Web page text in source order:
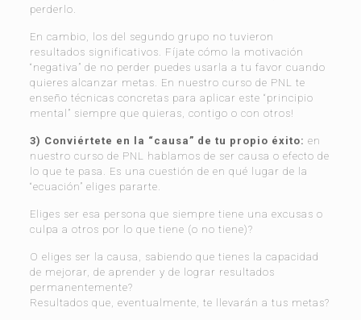
perderlo.
En cambio, los del segundo grupo no tuvieron
resultados significativos. Fíjate cómo la motivación
“negativa” de no perder puedes usarla a tu favor cuando
quieres alcanzar metas. En nuestro curso de PNL te
enseño técnicas concretas para aplicar este “principio
mental” siempre que quieras, contigo o con otros!
3) Conviértete en la “causa” de tu propio éxito: en
nuestro curso de PNL hablamos de ser causa o efecto de
lo que te pasa. Es una cuestión de en qué lugar de la
“ecuación” eliges pararte.
Eliges ser esa persona que siempre tiene una excusas o
culpa a otros por lo que tiene (o no tiene)?
O eliges ser la causa, sabiendo que tienes la capacidad
de mejorar, de aprender y de lograr resultados
permanentemente?
Resultados que, eventualmente, te llevarán a tus metas?